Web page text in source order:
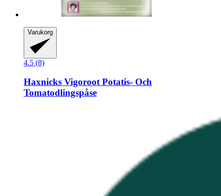
Varukorg
4.5 (8)
Haxnicks Vigoroot Potatis-​ Och
Tomatodlingspåse